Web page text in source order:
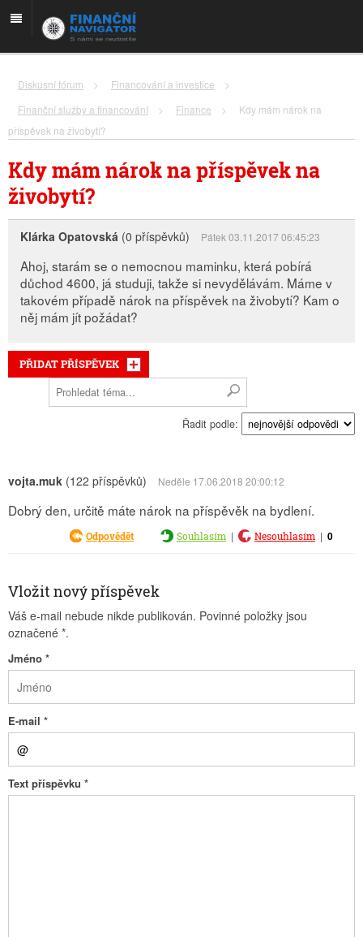
Diskusní fórum > Financování a investice
>
Finanční služby a financování
> Finance >
Kdy mám nárok na
příspěvek na živobytí?
Kdy mám nárok na příspěvek na
živobytí?
Klárka Opatovská (0 příspěvků) Pátek 03.11.2017 06:45:23
Ahoj, starám se o nemocnou maminku, která pobírá
důchod 4600, já studuji, takže si nevydělávám. Máme v
takovém případě nárok na příspěvek na živobytí? Kam o
něj mám jít požádat?
PŘIDAT PŘÍSPĚVEK
Řadit podle:
vojta.muk (122 příspěvků) Neděle 17.06.2018 20:00:12
Dobrý den, určitě máte nárok na příspěvěk na bydlení.
Odpovědět Souhlasím | Nesouhlasím | 0
Vložit nový příspěvek
Váš e-mail nebude nikde publikován. Povinné položky jsou
označené *.
Jméno *
E-mail *
Text příspěvku *